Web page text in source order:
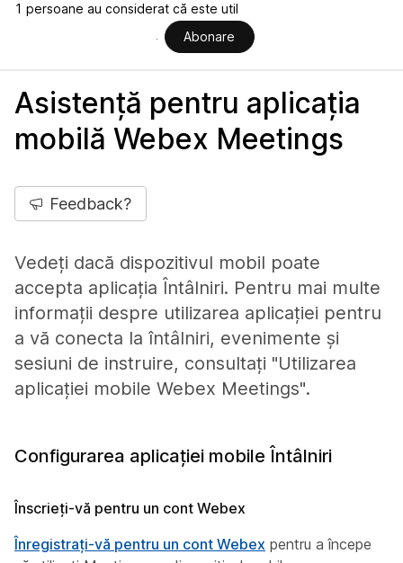
1 persoane au considerat că este util
Abonare
Asistență pentru aplicația
mobilă Webex Meetings
Feedback?
Vedeți dacă dispozitivul mobil poate
accepta aplicația Întâlniri. Pentru mai multe
informații despre utilizarea aplicației pentru
a vă conecta la întâlniri, evenimente și
sesiuni de instruire, consultați "Utilizarea
aplicației mobile Webex Meetings".
Configurarea aplicației mobile Întâlniri
Înscrieți-vă pentru un cont Webex
Înregistrați-vă pentru un cont Webex pentru a începe